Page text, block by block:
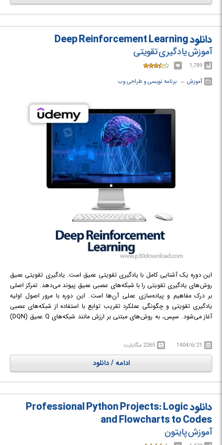
برنامه‌نویس مبتدی اندکی مشکل است. شما به عنوان برنامه‌نویس تازه کار علاوه بر
شغل باشید و چگونه با مدیران منابع انسانی و مسئولان استخدامی ارتباط برقرار
کرده و نظر آنها را جلب کنید.
مهارت برنامه نویسی و در رشته کامپیوتر آشنا خواهید شد.
دانلود Deep Reinforcement Learning
آموزش یادگیری تقویتی
1,789
آموزش ← ‏ برنامه نویسی و طراحی وب
این دوره یک آشنایی کامل با یادگیری تقویتی عمیق است. یادگیری تقویتی عمیق
روش‌های یادگیری تقویتی را با شبکه‌های عصبی عمیق پیوند می‌دهد. تمرکز اصلی
بر درک مفاهیم و پیاده‌سازی عملی آن‌ها است. این دوره با مرور اصول اولیه
یادگیری تقویتی و چگونگی عملکرد تقریب توابع با استفاده از شبکه‌های عصبی
آغاز می‌شود. سپس، به روش‌های مبتنی بر ارزش مانند شبکه‌های Q عمیق (DQN)
یادگیری مبتنی بر مدل، و آموزش چند عاملی را پوشش می‌دهد. این دوره یک
رویکرد عملی دارد و شامل تمرین‌های کدنویسی با استفاده از PyTorch است.
شرکت‌کنندگان در این دوره، عوامل هوشمند خود را می‌سازند، با محیط‌هایی مانند
بازی‌های آتاری و شبیه‌سازی‌های رباتیک آزمایش می‌کنند و یاد می‌گیرند که چگونه
تنظیم کنند. علاوه بر الگوریتم‌های اصلی، موضوعات مهم و مدرن دیگری نیز
پوشش داده می‌شوند. از جمله این مباحث می‌توان به اکتشاف مبتنی بر
کنجکاوی، مکانیسم‌های توجه، مدل‌های جهان، آموزش توزیع‌شده، و یادگیری
تقویتی از بازخورد انسانی اشاره کرد. این موضوعات به شرکت‌کنندگان دیدگاهی
گسترده‌تر درباره نحوه کاربرد عملی یادگیری تقویتی عمیق در دنیای واقعی می‌دهند.
1404/6/21 2265 مگابایت
ادامه / دانلود
دانلود Professional Python Projects: Logic
and Flowcharts to Codes
آموزش پایتون